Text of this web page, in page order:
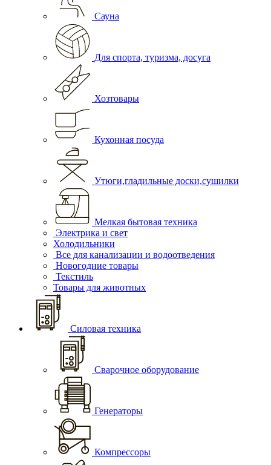
Сауна
Для спорта, туризма, досуга
Хозтовары
Кухонная посуда
Утюги,гладильные доски,сушилки
Мелкая бытовая техника
Электрика и свет
Холодильники
Все для канализации и водоотведения
Новогодние товары
Текстиль
Товары для животных
Силовая техника
Сварочное оборудование
Генераторы
Компрессоры